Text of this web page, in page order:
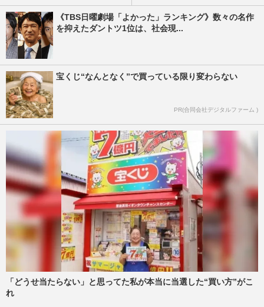
《TBS日曜劇場「よかった」ランキング》数々の名作
を抑えたダントツ1位は、社会現...
宝くじ“なんとなく”で買っている限り変わらない
PR(合同会社デジタルファーム )
「どうせ当たらない」と思ってた私が本当に当選した“買い方”がこ
れ